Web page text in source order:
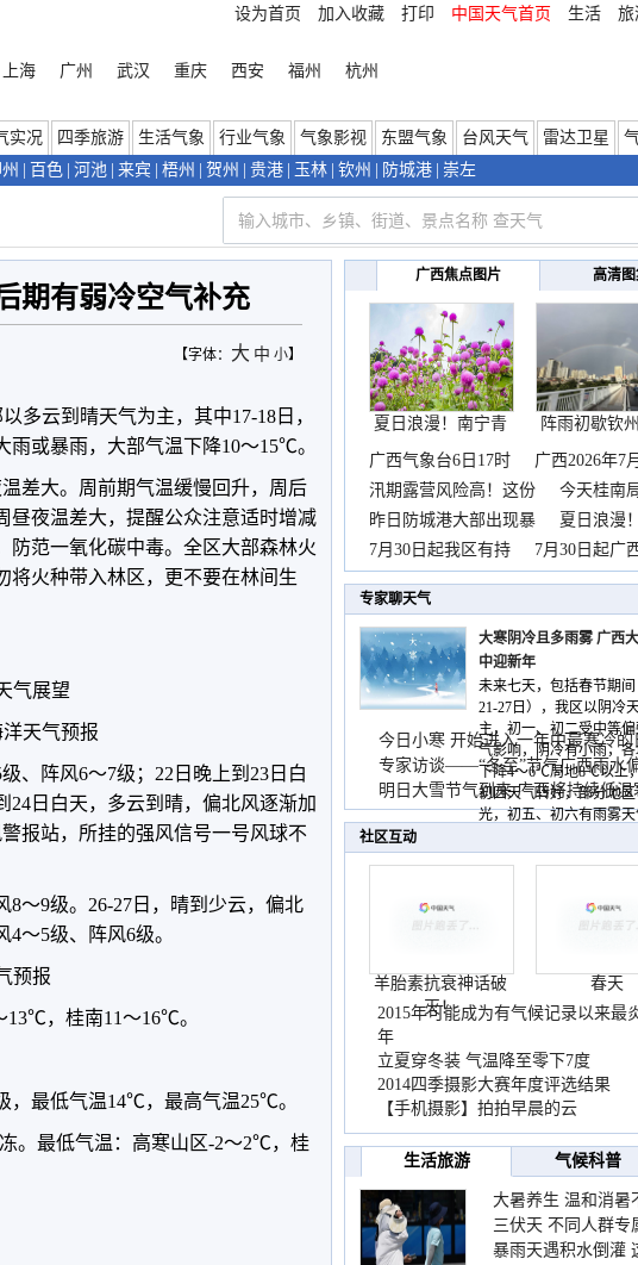
设为首页 加入收藏 打印 中国天气首页 生活 旅
上海 广州 武汉 重庆 西安 福州 杭州
实况 四季旅游 生活气象 行业气象 气象影视 东盟气象 台风天气 雷达卫星
百色 河池 来宾 梧州 贺州 贵港 玉林 钦州 防城港 崇左
期有弱冷空气补充
【字体： 大 中 小】
多云到晴天气为主，其中17-18日，
或暴雨，大部气温下降10～15℃。
差大。周前期气温缓慢回升，周后
夜温差大，提醒公众注意适时增减
防范一氧化碳中毒。全区大部森林火
将火种带入林区，更不要在林间生
展望
天气预报
、阵风6～7级；22日晚上到23日白
24日白天，多云到晴，偏北风逐渐加
报站，所挂的强风信号一号风球不
8～9级。26-27日，晴到少云，偏北
～5级、阵风6级。
报
13℃，桂南11～16℃。
，最低气温14℃，最高气温25℃。
。最低气温：高寒山区-2～2℃，桂
广西焦点图片 高清
夏日浪漫！南宁青
秀山
阵雨初歇钦
邂逅
广西气象台6日17时
广西2026年7
汛期露营风险高！这份
今天桂南
暴雨
昨日防城港大部出现暴
夏日浪漫
秀山
7月30日起我区有持 7月30日起广
专家聊天气
大寒阴冷且多雨雾 广西
中迎新年
未来七天，包括春节期间
21-27日），我区以阴冷
主，初一、初二受中等偏
气影响，阴冷有小雨，各
下降4～6℃局地8℃以上，
初四天气转好，部分地区
光，初五、初六有雨雾天
今日小寒 开始进入一年中最寒冷的
专家访谈——“冬至”节气广西雨水
温低
明日大雪节气到来 广西将持续低温
天气
社区互动
羊胎素抗衰神话破
灭！
春天
2015年可能成为有气候记录以来最
年
立夏穿冬装 气温降至零下7度
2014四季摄影大赛年度评选结果
【手机摄影】拍拍早晨的云
生活旅游 气候科普
大暑养生 温和消暑
三伏天 不同人群专
要点请收好
暴雨天遇积水倒灌